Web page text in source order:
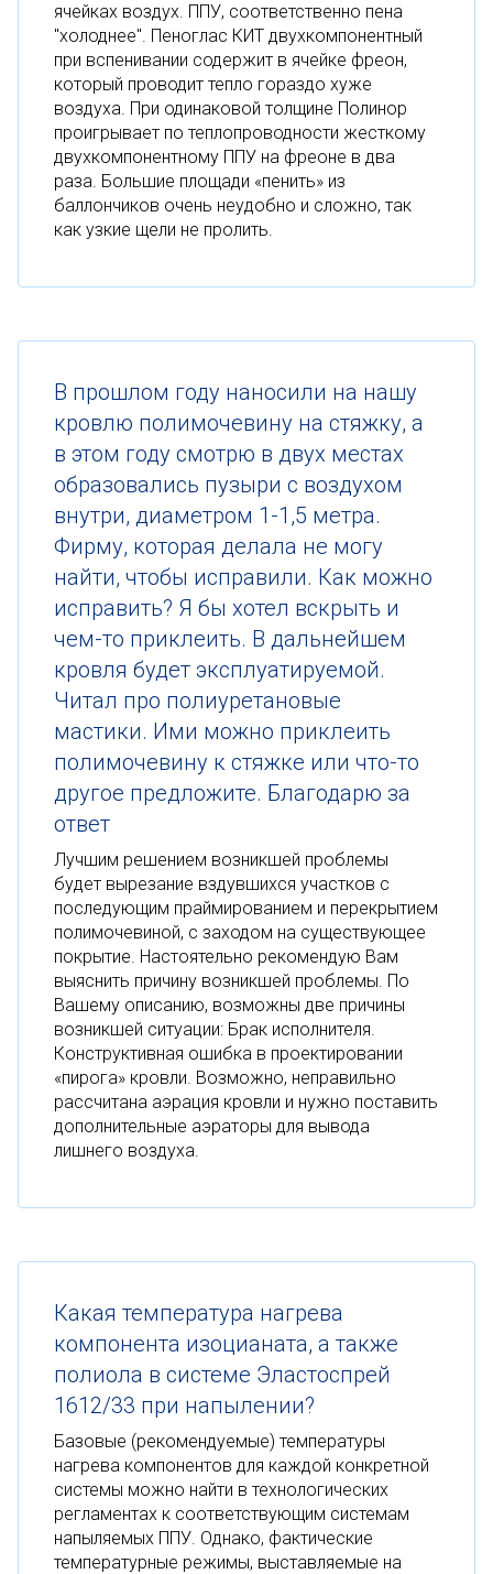
ячейках воздух. ППУ, соответственно пена
"холоднее". Пеноглас КИТ двухкомпонентный
при вспенивании содержит в ячейке фреон,
который проводит тепло гораздо хуже
воздуха. При одинаковой толщине Полинор
проигрывает по теплопроводности жесткому
двухкомпонентному ППУ на фреоне в два
раза. Большие площади «пенить» из
баллончиков очень неудобно и сложно, так
как узкие щели не пролить.
В прошлом году наносили на нашу
кровлю полимочевину на стяжку, а
в этом году смотрю в двух местах
образовались пузыри с воздухом
внутри, диаметром 1-1,5 метра.
Фирму, которая делала не могу
найти, чтобы исправили. Как можно
исправить? Я бы хотел вскрыть и
чем-то приклеить. В дальнейшем
кровля будет эксплуатируемой.
Читал про полиуретановые
мастики. Ими можно приклеить
полимочевину к стяжке или что-то
другое предложите. Благодарю за
ответ
Лучшим решением возникшей проблемы
будет вырезание вздувшихся участков с
последующим праймированием и перекрытием
полимочевиной, с заходом на существующее
покрытие. Настоятельно рекомендую Вам
выяснить причину возникшей проблемы. По
Вашему описанию, возможны две причины
возникшей ситуации: Брак исполнителя.
Конструктивная ошибка в проектировании
«пирога» кровли. Возможно, неправильно
рассчитана аэрация кровли и нужно поставить
дополнительные аэраторы для вывода
лишнего воздуха.
Какая температура нагрева
компонента изоцианата, а также
полиола в системе Эластоспрей
1612/33 при напылении?
Базовые (рекомендуемые) температуры
нагрева компонентов для каждой конкретной
системы можно найти в технологических
регламентах к соответствующим системам
напыляемых ППУ. Однако, фактические
температурные режимы, выставляемые на